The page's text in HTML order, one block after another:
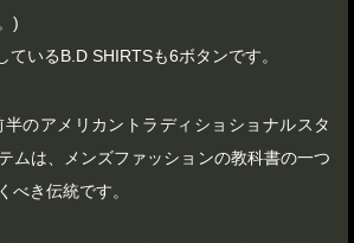
)
ているB.D SHIRTSも6ボタンです。
のアメリカントラディショショナルスタ
ムは、メンズファッションの教科書の一つ
べき伝統です。